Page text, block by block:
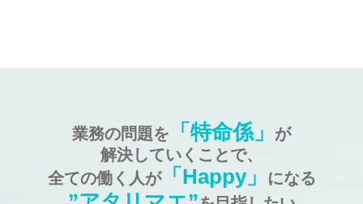
業務の問題を 「特命係」
が
解決していくことで、
全ての働く人が「Happy」 になる